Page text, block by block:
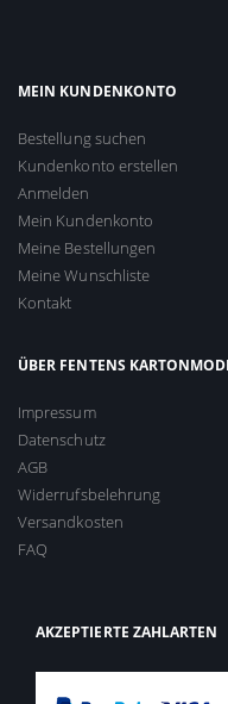
MEIN KUNDENKONTO
Bestellung suchen
Kundenkonto erstellen
Anmelden
Mein Kundenkonto
Meine Bestellungen
Meine Wunschliste
Kontakt
ÜBER FENTENS
Impressum
Datenschutz
AGB
Widerrufsbelehrung
Versandkosten
FAQ
AKZEPTIERTE ZAHLARTEN